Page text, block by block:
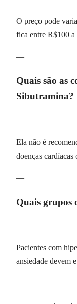
O preço pode
fica entre R$100 a
—
Quais são as
Sibutramina?
Ela não é
doenças cardíacas
—
Quais grupos
Pacientes com
ansiedade devem
—